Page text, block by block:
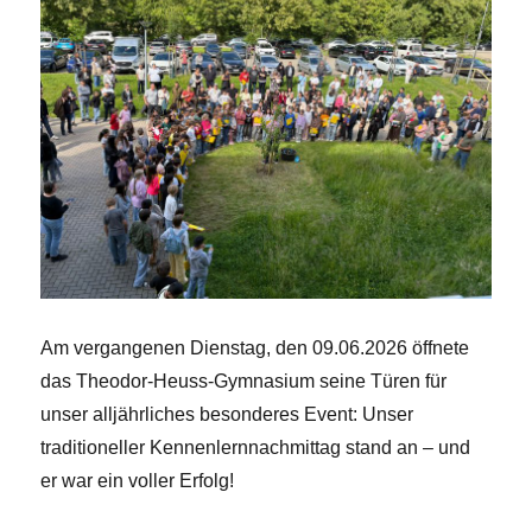
Am vergangenen Dienstag, den 09.06.2026 öffnete
das Theodor-Heuss-Gymnasium seine Türen für
unser alljährliches besonderes Event: Unser
traditioneller Kennenlernnachmittag stand an – und
er war ein voller Erfolg!